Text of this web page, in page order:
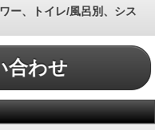
ー、トイレ/風呂別、シス
合わせ